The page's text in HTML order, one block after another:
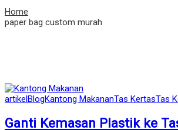
Home
paper bag custom murah
Posted
artikelBlogKantong MakananTas KertasTas
Ganti Kemasan Plastik ke